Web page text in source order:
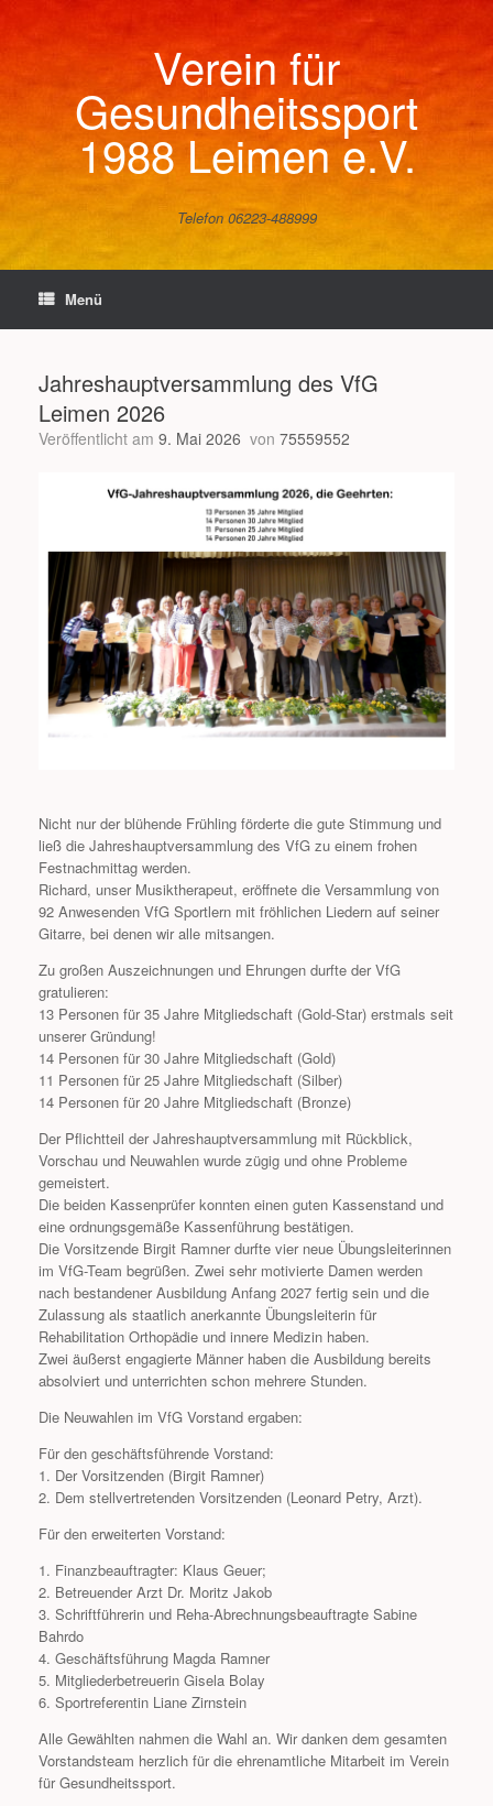
Verein für
Gesundheitssport
1988 Leimen e.V.
Telefon 06223-488999
Menü
Jahreshauptversammlung des VfG
Leimen 2026
Veröffentlicht am 9. Mai 2026 von 75559552
Nicht nur der blühende Frühling förderte die gute Stimmung und
ließ die Jahreshauptversammlung des VfG zu einem frohen
Festnachmittag werden.
Richard, unser Musiktherapeut, eröffnete die Versammlung von
92 Anwesenden VfG Sportlern mit fröhlichen Liedern auf seiner
Gitarre, bei denen wir alle mitsangen.
Zu großen Auszeichnungen und Ehrungen durfte der VfG
gratulieren:
13 Personen für 35 Jahre Mitgliedschaft (Gold-Star) erstmals seit
unserer Gründung!
14 Personen für 30 Jahre Mitgliedschaft (Gold)
11 Personen für 25 Jahre Mitgliedschaft (Silber)
14 Personen für 20 Jahre Mitgliedschaft (Bronze)
Der Pflichtteil der Jahreshauptversammlung mit Rückblick,
Vorschau und Neuwahlen wurde zügig und ohne Probleme
gemeistert.
Die beiden Kassenprüfer konnten einen guten Kassenstand und
eine ordnungsgemäße Kassenführung bestätigen.
Die Vorsitzende Birgit Ramner durfte vier neue Übungsleiterinnen
im VfG-Team begrüßen. Zwei sehr motivierte Damen werden
nach bestandener Ausbildung Anfang 2027 fertig sein und die
Zulassung als staatlich anerkannte Übungsleiterin für
Rehabilitation Orthopädie und innere Medizin haben.
Zwei äußerst engagierte Männer haben die Ausbildung bereits
absolviert und unterrichten schon mehrere Stunden.
Die Neuwahlen im VfG Vorstand ergaben:
Für den geschäftsführende Vorstand:
1. Der Vorsitzenden (Birgit Ramner)
2. Dem stellvertretenden Vorsitzenden (Leonard Petry, Arzt).
Für den erweiterten Vorstand:
1. Finanzbeauftragter: Klaus Geuer;
2. Betreuender Arzt Dr. Moritz Jakob
3. Schriftführerin und Reha-Abrechnungsbeauftragte Sabine
Bahrdo
4. Geschäftsführung Magda Ramner
5. Mitgliederbetreuerin Gisela Bolay
6. Sportreferentin Liane Zirnstein
Alle Gewählten nahmen die Wahl an. Wir danken dem gesamten
Vorstandsteam herzlich für die ehrenamtliche Mitarbeit im Verein
für Gesundheitssport.